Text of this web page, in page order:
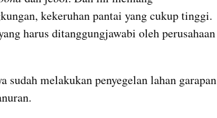
kekeruhan pantai yang cukup tinggi.
harus ditanggungjawabi oleh perusahaan
melakukan penyegelan lahan garapan